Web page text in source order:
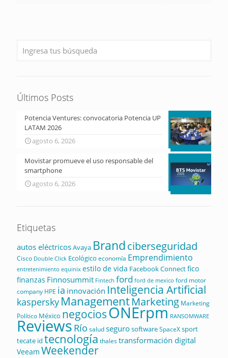
Últimos Posts
Potencia Ventures: convocatoria Potencia UP
LATAM 2026
agosto 6, 2026
Movistar promueve el uso responsable del
smartphone
agosto 6, 2026
Etiquetas
autos eléctricosAvaya Brandciberseguridad
Cisco Double Click Ecológico economía Emprendimiento
entretenimiento equinix estilo de vida Facebook Connectfico
finanzas Finnosummit Fintech ford ford de mexico ford motor
company HPE ia innovación Inteligencia Artificial
kaspersky ManagementMarketing Marketing
Político México negociosONErpm RANSOMWARE
Reviews Río saludsegurosoftwareSpaceXsport
tecate id tecnología thalestransformación digital
Veeam Weekender